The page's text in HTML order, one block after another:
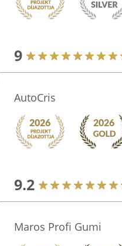
9
AutoCris
9.2
Maros Profi Gumi